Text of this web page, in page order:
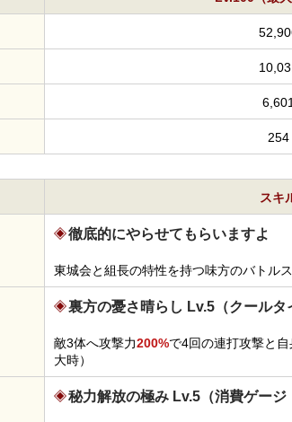
6,601
254
スキ
徹底的にやらせてもらいますよ
東城会と組長の特性を持つ味方のバトル
裏方の憂さ晴らし Lv.5（クールタ
敵3体へ攻撃力200%で4回の連打攻撃と自
大時）
秘力解放の極み Lv.5（消費ゲージ